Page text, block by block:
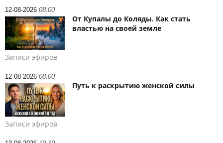
12-08-2026 08:00
От Купалы до Коляды. Как стать
властью на своей земле
Записи эфиров
12-08-2026 08:00
Путь к раскрытию женской силы
Записи эфиров